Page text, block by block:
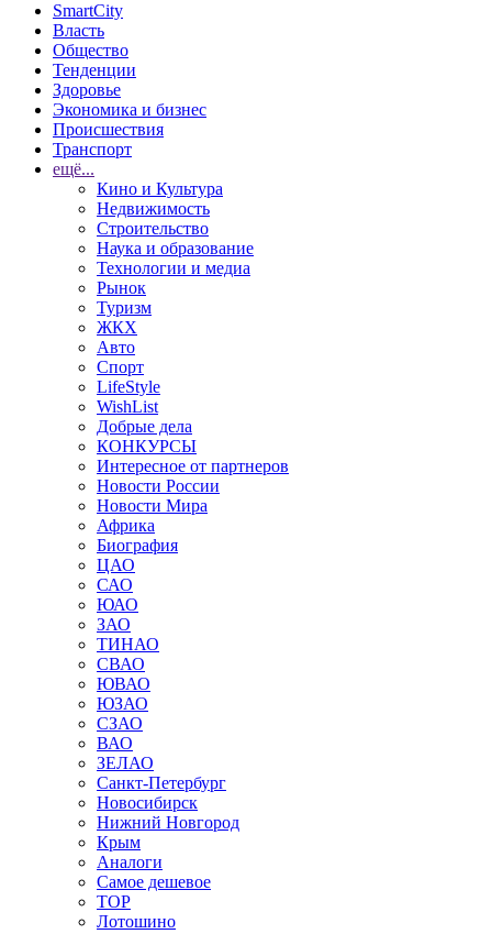
SmartCity
Власть
Общество
Тенденции
Здоровье
Экономика и бизнес
Происшествия
Транспорт
ещё...
Кино и Культура
Недвижимость
Строительство
Наука и образование
Технологии и медиа
Рынок
Туризм
ЖКХ
Авто
Спорт
LifeStyle
WishList
Добрые дела
КОНКУРСЫ
Интересное от партнеров
Новости России
Новости Мира
Африка
Биография
ЦАО
САО
ЮАО
ЗАО
ТИНАО
СВАО
ЮВАО
ЮЗАО
СЗАО
ВАО
ЗЕЛАО
Санкт-Петербург
Новосибирск
Нижний Новгород
Крым
Аналоги
Самое дешевое
TOP
Лотошино